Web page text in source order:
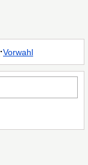
·Vorwahl